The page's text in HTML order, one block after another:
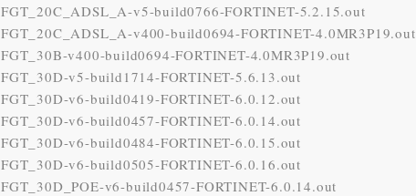
FGT_20C_ADSL_A-v5-build0766-FORTINET-5.2.15.out
FGT_20C_ADSL_A-v400-build0694-FORTINET-4.0MR3P19.out
FGT_30B-v400-build0694-FORTINET-4.0MR3P19.out
FGT_30D-v5-build1714-FORTINET-5.6.13.out
FGT_30D-v6-build0419-FORTINET-6.0.12.out
FGT_30D-v6-build0457-FORTINET-6.0.14.out
FGT_30D-v6-build0484-FORTINET-6.0.15.out
FGT_30D-v6-build0505-FORTINET-6.0.16.out
FGT_30D_POE-v6-build0457-FORTINET-6.0.14.out